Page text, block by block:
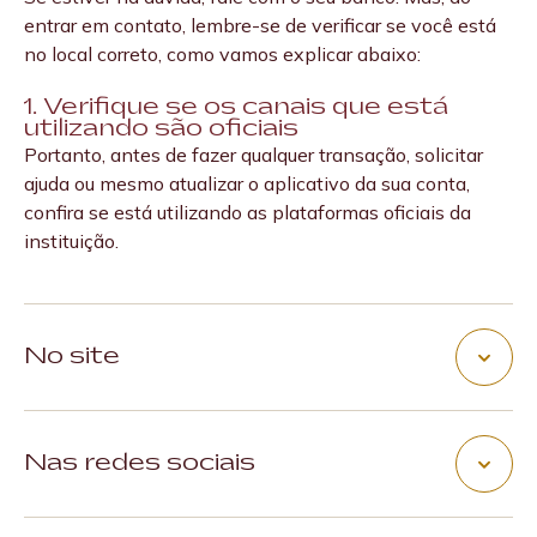
Nenhum atendente do Pine vai pedir sua senha.
Nunca fale sua senha.
indicado nos 3 primeiros dígitos da linha com o número
do código de barras;
Desconfie do código de barras falhando se apresentar
espaços excessivos entre as barras ou qualquer outra
alteração grosseira que não permita o reconhecimento
pela leitora e o obrigue a digitar o número.
entrar em contato, lembre-se de verificar se você está
no local correto, como vamos explicar abaixo:
1. Verifique se os canais que está
utilizando são oficiais
Portanto, antes de fazer qualquer transação, solicitar
ajuda ou mesmo atualizar o aplicativo da sua conta,
confira se está utilizando as plataformas oficiais da
instituição.
No site
endereço da página está correto. Fique atento a
endereços que tenham um final diferente do conhecido
“. com.br”, como www.seubanco.net.
Nas redes sociais